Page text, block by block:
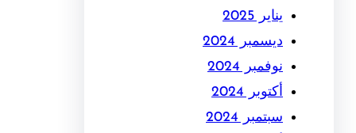
يناير 2025
ديسمبر 2024
نوفمبر 2024
أكتوبر 2024
سبتمبر 2024